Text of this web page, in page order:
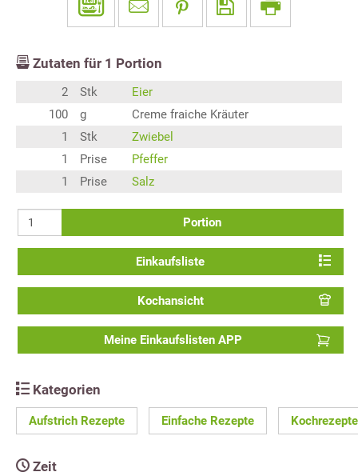
Zutaten für 1 Portion
2 Stk
Eier
100
g
Creme fraiche Kräuter
1
Stk
Zwiebel
1
Prise
Pfeffer
1
Prise Salz
Portion
Einkaufsliste
Kochansicht
Meine Einkaufslisten APP
Kategorien
Aufstrich Rezepte Einfache Rezepte Kochrezepte
Zeit